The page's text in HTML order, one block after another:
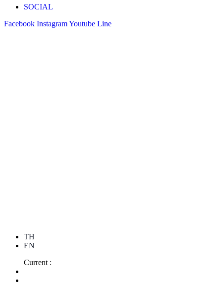
SOCIAL
Facebook InstagramYoutube Line
TH
EN
Current :